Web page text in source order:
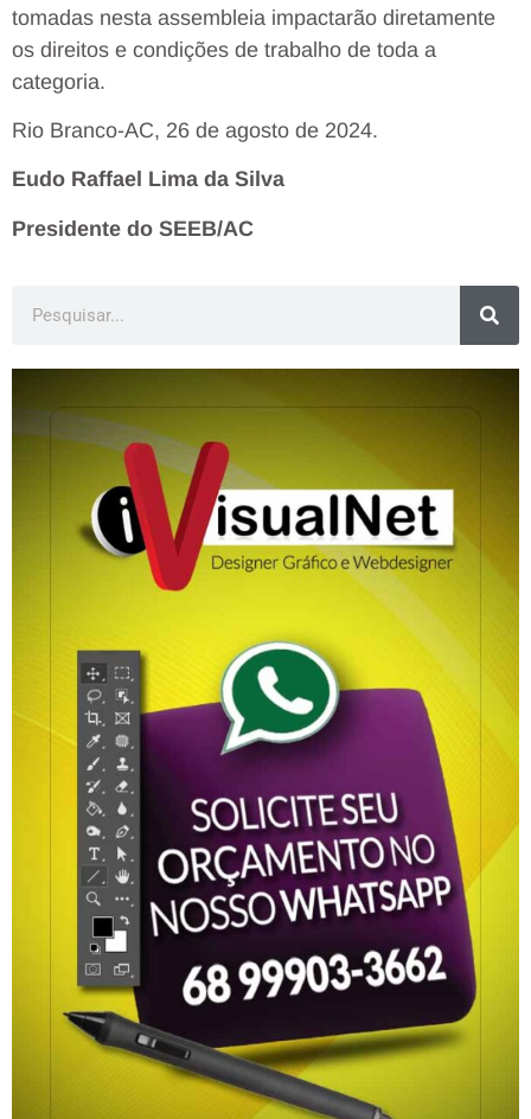
tomadas nesta assembleia impactarão diretamente
os direitos e condições de trabalho de toda a
categoria.
Rio Branco-AC, 26 de agosto de 2024.
Eudo Raffael Lima da Silva
Presidente do SEEB/AC